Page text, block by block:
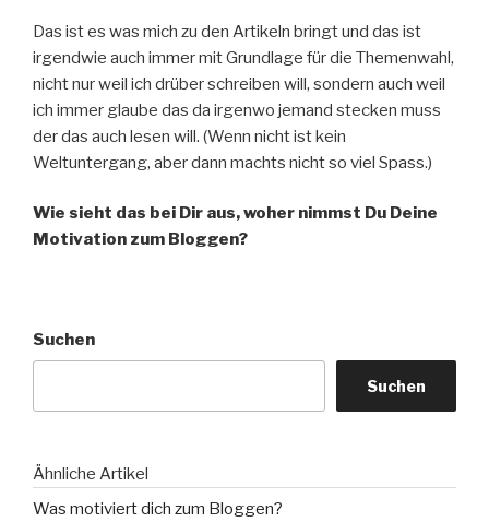
Das ist es was mich zu den Artikeln bringt und das ist
irgendwie auch immer mit Grundlage für die Themenwahl,
nicht nur weil ich drüber schreiben will, sondern auch weil
ich immer glaube das da irgenwo jemand stecken muss
der das auch lesen will. (Wenn nicht ist kein
Weltuntergang, aber dann machts nicht so viel Spass.)
Wie sieht das bei Dir aus, woher nimmst Du Deine
Motivation zum Bloggen?
Suchen
Suchen
Ähnliche Artikel
Was motiviert dich zum Bloggen?